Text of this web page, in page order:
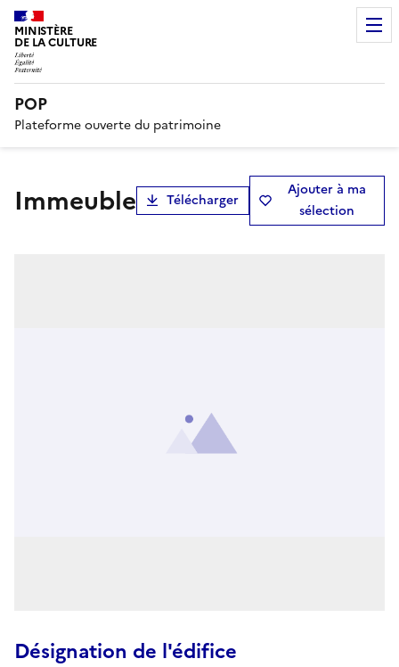
MINISTÈRE
DE LA CULTURE
POP
Plateforme ouverte du patrimoine
Immeuble Télécharger
Ajouter à ma
sélection
Désignation de l'édifice